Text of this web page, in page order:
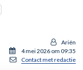
Ariën
4 mei 2026 om 09:35
Contact met redactie